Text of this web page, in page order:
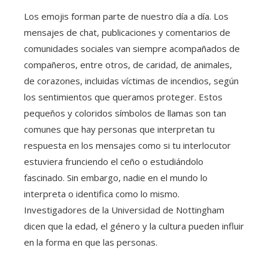
Los emojis forman parte de nuestro día a día. Los
mensajes de chat, publicaciones y comentarios de
comunidades sociales van siempre acompañados de
compañeros, entre otros, de caridad, de animales,
de corazones, incluidas víctimas de incendios, según
los sentimientos que queramos proteger. Estos
pequeños y coloridos símbolos de llamas son tan
comunes que hay personas que interpretan tu
respuesta en los mensajes como si tu interlocutor
estuviera frunciendo el ceño o estudiándolo
fascinado. Sin embargo, nadie en el mundo lo
interpreta o identifica como lo mismo.
Investigadores de la Universidad de Nottingham
dicen que la edad, el género y la cultura pueden influir
en la forma en que las personas.